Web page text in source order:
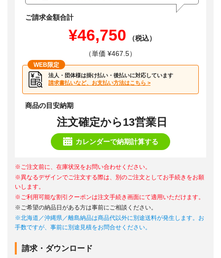
ご請求金額合計
¥46,750
（税込）
（単価 ¥467.5）
WEB限定
法人・団体様は掛け払い・後払いに対応しています
請求書払いなど、お支払い方法はこちら >
商品の目安納期
注文確定から13営業日
カレンダーで納期計算する
※ご注文前に、在庫状況をお問い合わせください。
※異なるデザインでご注文する際は、別のご注文としてお手続きをお願
いします。
※ご利用可能な割引クーポンは注文手続き画面にて適用いただけます。
※ご希望の納品日がある方は事前にご相談ください。
※北海道／沖縄県／離島納品は商品代以外に別途送料が発生します。お
手数ですが、事前に別途見積をお問合せください。
請求・ダウンロード